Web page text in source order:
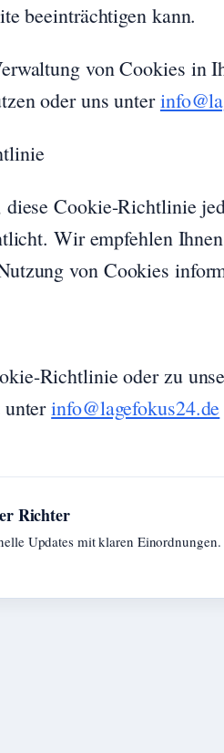
beeinträchtigen kann.
von Cookies in
oder uns unter
Cookie-Richtlinie
Wir empfehlen
von Cookies
Richtlinie oder zu
unterinfo@lagefokus24.de
Richter
Updates mit klaren Einordnungen.